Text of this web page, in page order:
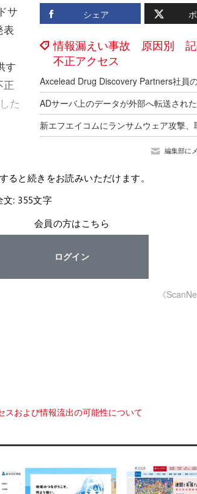
シェア
情報漏えい事故 原因別 記
不正アクセス
編集部に
サ
表
す
正
た
ると続きをお読みいただけます。
: 355文字
会員の方はこちら
ログイン
《
および情報流出の可能性について